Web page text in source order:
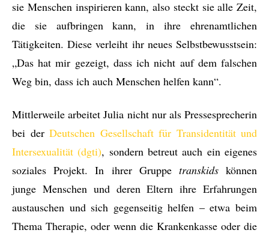
sie Menschen inspirieren kann, also steckt sie alle Zeit,
die sie aufbringen kann, in ihre ehrenamtlichen
Tätigkeiten. Diese verleiht ihr neues Selbstbewusstsein:
„Das hat mir gezeigt, dass ich nicht auf dem falschen
Weg bin, dass ich auch Menschen helfen kann“.
Mittlerweile arbeitet Julia nicht nur als Pressesprecherin
bei der Deutschen Gesellschaft für Transidentität und
Intersexualität (dgti), sondern betreut auch ein eigenes
soziales Projekt. In ihrer Gruppe transkidskönnen
junge Menschen und deren Eltern ihre Erfahrungen
austauschen und sich gegenseitig helfen – etwa beim
Thema Therapie, oder wenn die Krankenkasse oder die